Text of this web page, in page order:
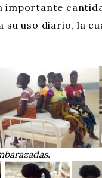
importante
su uso diario, la